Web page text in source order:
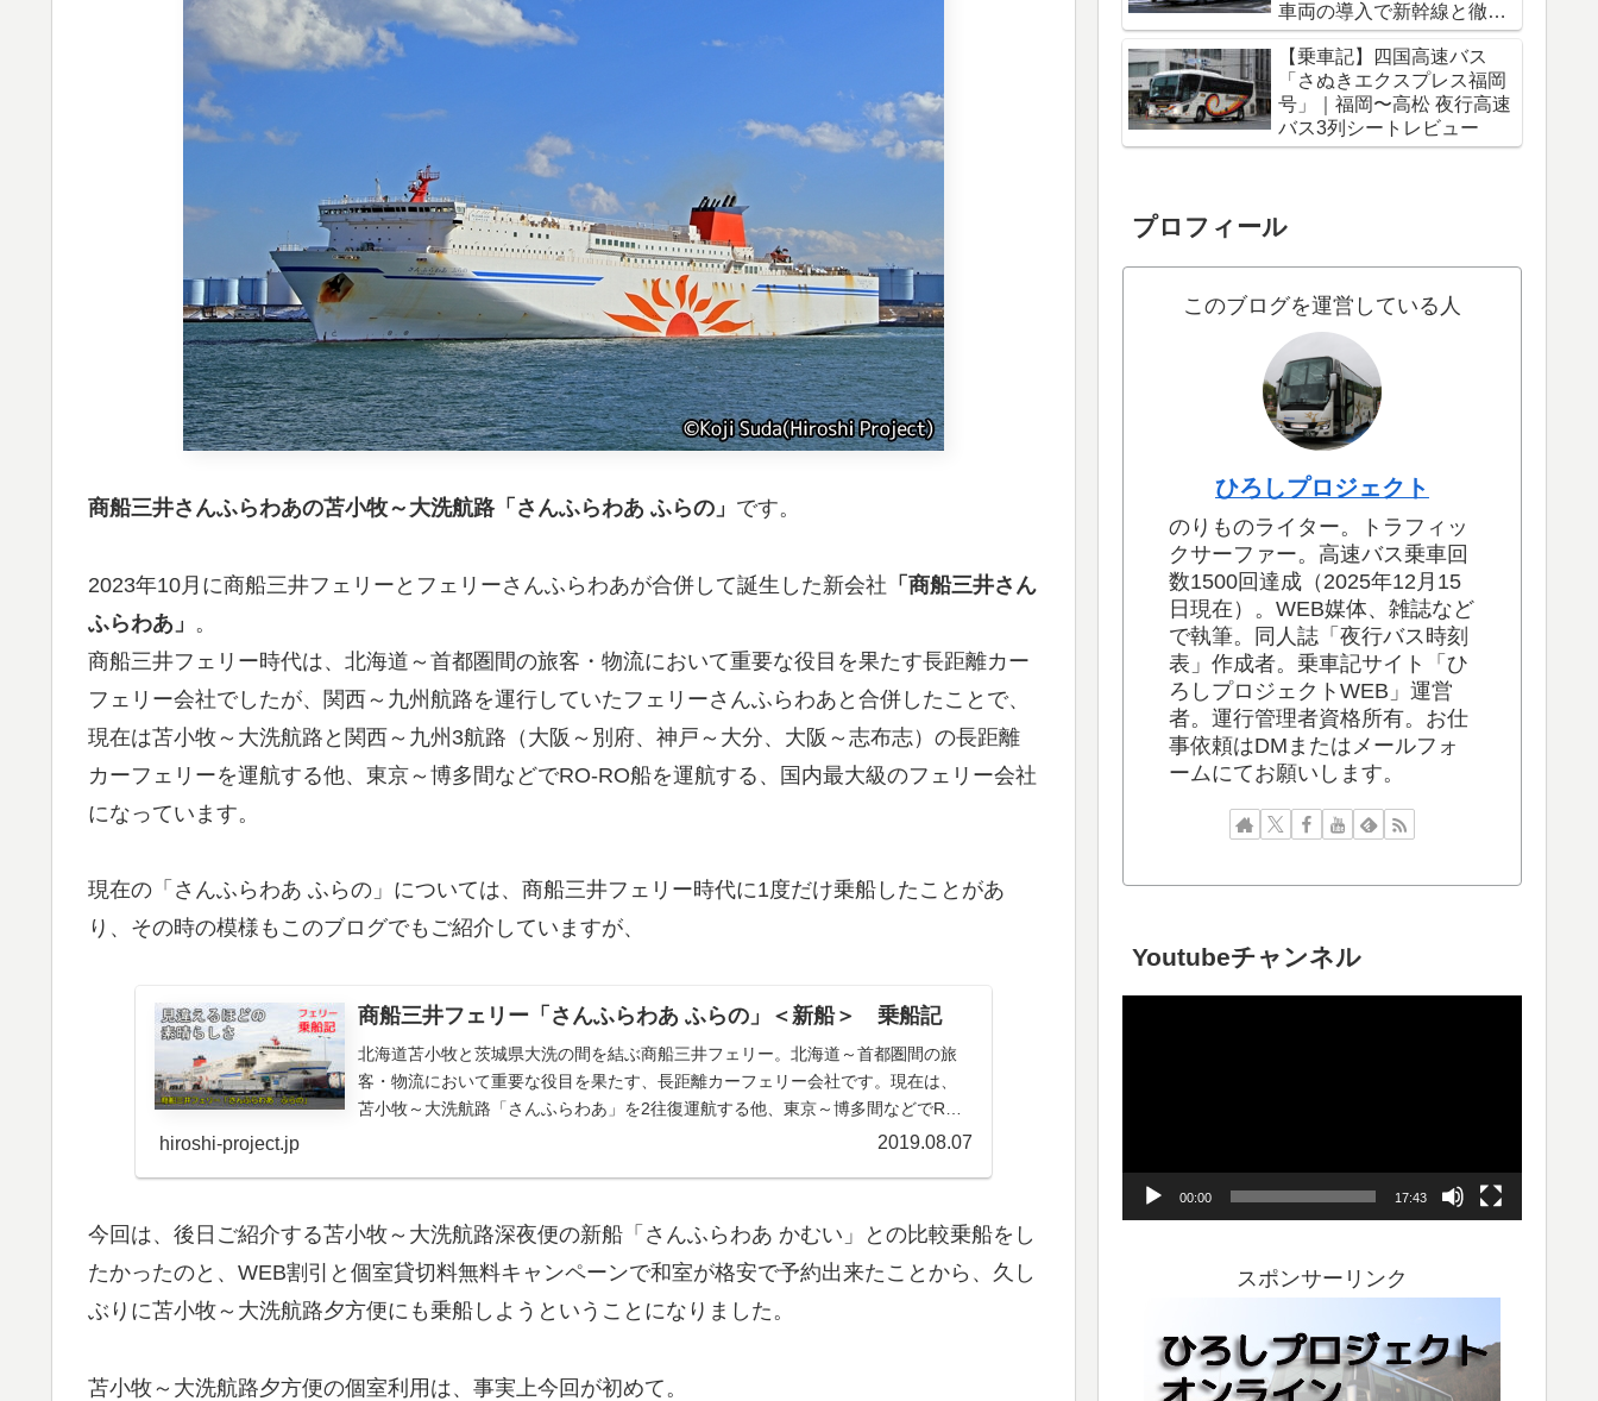
商船三井さんふらわあの苫小牧～大洗航路「さんふらわあ ふらの」 です。
2023年10月に商船三井フェリーとフェリーさんふらわあが合併して誕生した新会社 「商船三井さん
ふらわあ」 。
商船三井フェリー時代は、北海道～首都圏間の旅客・物流において重要な役目を果たす長距離カー
フェリー会社でしたが、関西～九州航路を運行していたフェリーさんふらわあと合併したことで、
現在は苫小牧～大洗航路と関西～九州3航路（大阪～別府、神戸～大分、大阪～志布志）の長距離
カーフェリーを運航する他、東京～博多間などでRO-RO船を運航する、国内最大級のフェリー会社
になっています。
現在の「さんふらわあ ふらの」については、商船三井フェリー時代に1度だけ乗船したことがあ
り、その時の模様もこのブログでもご紹介していますが、
商船三井フェリー「さんふらわあ ふらの」＜新船＞ 乗船記
北海道苫小牧と茨城県大洗の間を結ぶ商船三井フェリー。北海道～首都圏間の旅
客・物流において重要な役目を果たす、長距離カーフェリー会社です。現在は、
苫小牧～大洗航路「さんふらわあ」を2往復運航する他、東京～博多間などでRO-
hiroshi-project.jp 2019.08.07
今回は、後日ご紹介する苫小牧～大洗航路深夜便の新船「さんふらわあ かむい」との比較乗船をし
たかったのと、WEB割引と個室貸切料無料キャンペーンで和室が格安で予約出来たことから、久し
ぶりに苫小牧～大洗航路夕方便にも乗船しようということになりました。
苫小牧～大洗航路夕方便の個室利用は、事実上今回が初めて。
車両の導入で新幹線と徹底
比較
【乗車記】四国高速バス
「さぬきエクスプレス福岡
号」｜福岡〜高松 夜行高速
バス3列シートレビュー
プロフィール
このブログを運営している人
ひろしプロジェクト
のりものライター。トラフィッ
クサーファー。高速バス乗車回
数1500回達成（2025年12月15
日現在）。WEB媒体、雑誌など
で執筆。同人誌「夜行バス時刻
表」作成者。乗車記サイト「ひ
ろしプロジェクトWEB」運営
者。運行管理者資格所有。お仕
事依頼はDMまたはメールフォ
ームにてお願いします。
Youtubeチャンネル
00:00 17:43
スポンサーリンク